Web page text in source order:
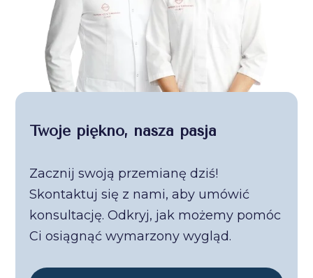
Twoje piękno, nasza pasja
Zacznij swoją przemianę dziś!
Skontaktuj się z nami, aby umówić
konsultację. Odkryj, jak możemy pomóc
Ci osiągnąć wymarzony wygląd.